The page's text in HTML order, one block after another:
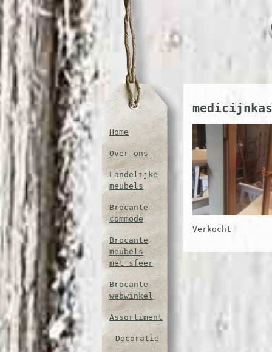
Home
Over ons
Landelijke
meubels
Brocante
commode
Brocante
meubels
met sfeer
Brocante
webwinkel
Assortiment
Decoratie
Verkocht